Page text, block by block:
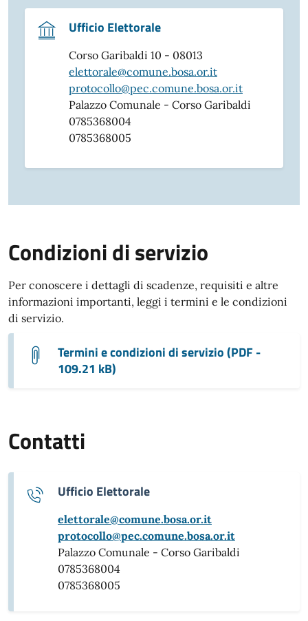
Ufficio Elettorale
Corso Garibaldi 10 - 08013
elettorale@comune.bosa.or.it
protocollo@pec.comune.bosa.or.it
Palazzo Comunale - Corso Garibaldi
0785368004
0785368005
Condizioni di servizio
Per conoscere i dettagli di scadenze, requisiti e altre
informazioni importanti, leggi i termini e le condizioni
di servizio.
Termini e condizioni di servizio (PDF -
109.21 kB)
Contatti
Ufficio Elettorale
elettorale@comune.bosa.or.it
protocollo@pec.comune.bosa.or.it
Palazzo Comunale - Corso Garibaldi
0785368004
0785368005